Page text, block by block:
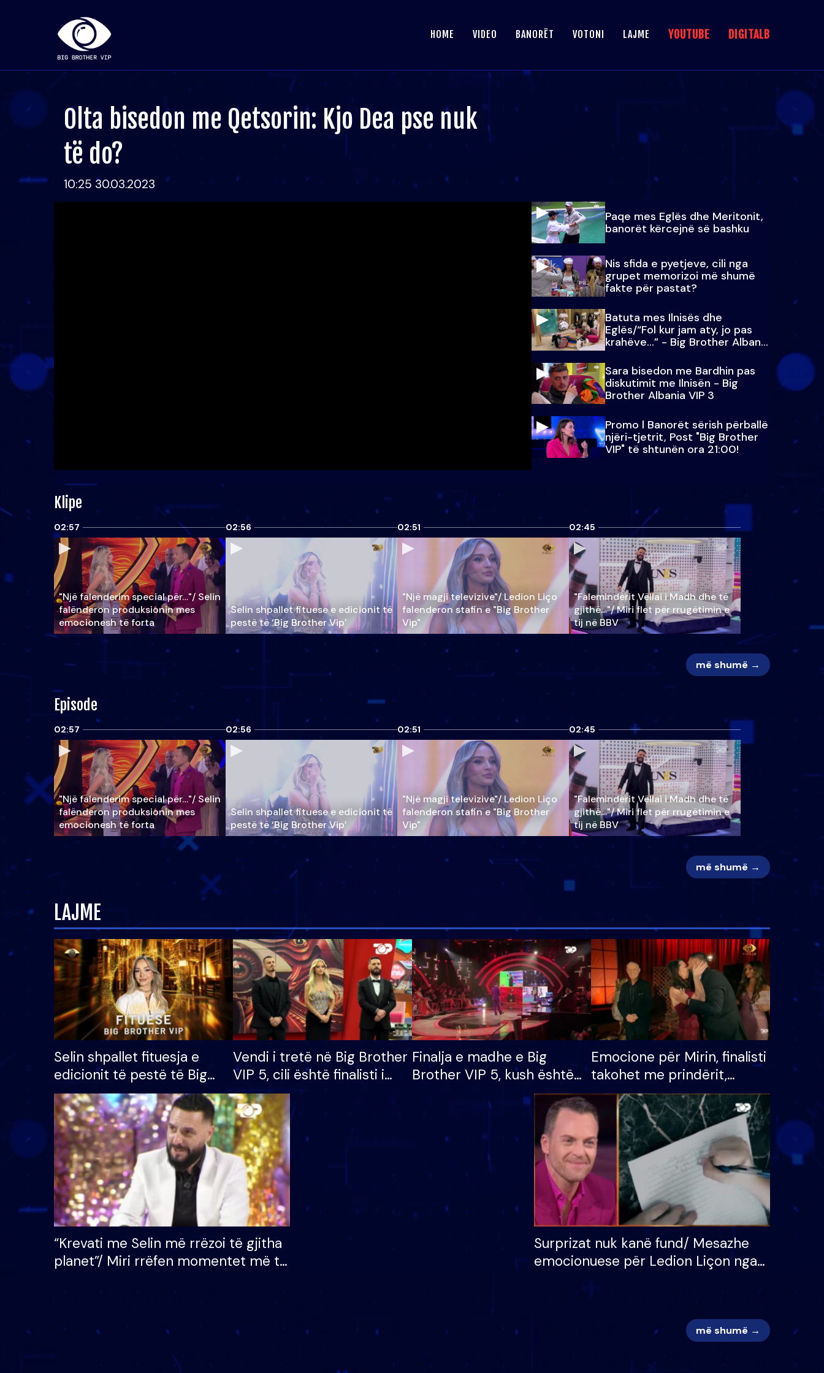
HOME VIDEO BANORËT VOTONI LAJME YOUTUBE DIGITALB
Olta bisedon me Qetsorin: Kjo Dea pse nuk
të do?
10:25 30.03.2023
Paqe mes Eglës dhe Meritonit,
banorët kërcejnë së bashku
Nis sfida e pyetjeve, cili nga
grupet memorizoi më shumë
fakte për pastat?
Batuta mes Ilnisës dhe
Eglës/“Fol kur jam aty, jo pas
krahëve…” - Big Brother Albania
VIP 3
Sara bisedon me Bardhin pas
diskutimit me Ilnisën - Big
Brother Albania VIP 3
Promo l Banorët sërish përballë
njëri-tjetrit, Post "Big Brother
VIP" të shtunën ora 21:00!
Klipe
02:57
"Një falenderim special për…"/ Selin
falënderon produksionin mes
emocionesh të forta
02:56
Selin shpallet fituese e edicionit të
pestë të ‘Big Brother Vip’
02:51
"Një magji televizive"/ Ledion Liço
falenderon stafin e "Big Brother
Vip"
02:45
"Faleminderit Vëllai i Madh dhe të
gjithë…"/ Miri flet për rrugëtimin e
tij në BBV
më shumë →
Episode
02:57
"Një falenderim special për…"/ Selin
falënderon produksionin mes
emocionesh të forta
02:56
Selin shpallet fituese e edicionit të
pestë të ‘Big Brother Vip’
02:51
"Një magji televizive"/ Ledion Liço
falenderon stafin e "Big Brother
Vip"
02:45
"Faleminderit Vëllai i Madh dhe të
gjithë…"/ Miri flet për rrugëtimin e
tij në BBV
më shumë →
LAJME
Selin shpallet fituesja e
edicionit të pestë të Big
Brother VIP, rrëmben
çmimin e madh prej 100
mijë eurosh
Vendi i tretë në Big Brother
VIP 5, cili është finalisti i
radhës që lë shtëpinë
Finalja e madhe e Big
Brother VIP 5, kush është
banori i parë që lë shtëpinë
dhe humb mundësinë për
të fituar çmimin e madh
Emocione për Mirin, finalisti
takohet me prindërit,
vajzën dhe bashkëshorten:
S’kemi ndonjë letër divorci
apo jo?
“Krevati me Selin më rrëzoi të gjitha
planet”/ Miri rrëfen momentet më të
mungojë zilja e mëngjesit kur…
Surprizat nuk kanë fund/ Mesazhe
emocionuese për Ledion Liçon nga
më shumë →